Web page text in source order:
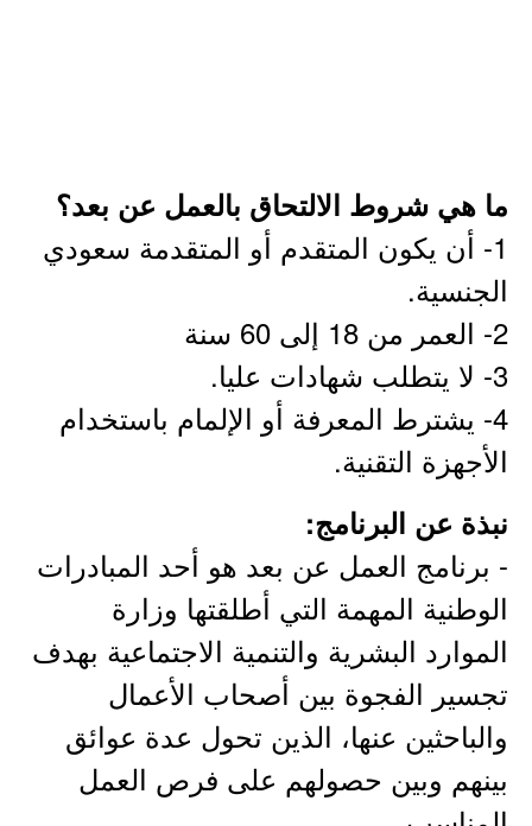
ما هي شروط الالتحاق بالعمل عن بعد؟
1- أن يكون المتقدم أو المتقدمة سعودي
الجنسية.
2- العمر من 18 إلى 60 سنة
3- لا يتطلب شهادات عليا.
4- يشترط المعرفة أو الإلمام باستخدام
الأجهزة التقنية.
نبذة عن البرنامج:
- برنامج العمل عن بعد هو أحد المبادرات
الوطنية المهمة التي أطلقتها وزارة
الموارد البشرية والتنمية الاجتماعية بهدف
تجسير الفجوة بين أصحاب الأعمال
والباحثين عنها، الذين تحول عدة عوائق
بينهم وبين حصولهم على فرص العمل